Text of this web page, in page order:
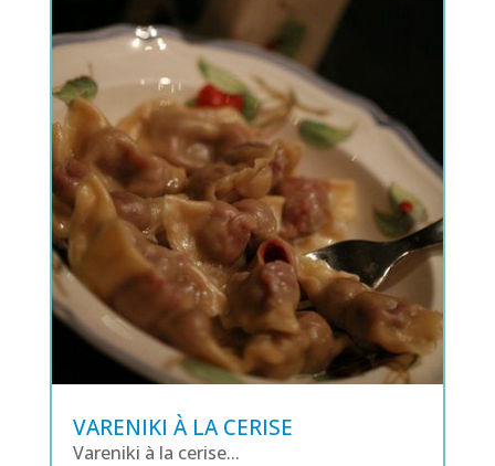
VARENIKI À LA CERISE
Vareniki à la cerise...